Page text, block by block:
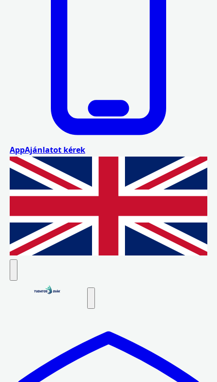
AppAjánlatot kérek